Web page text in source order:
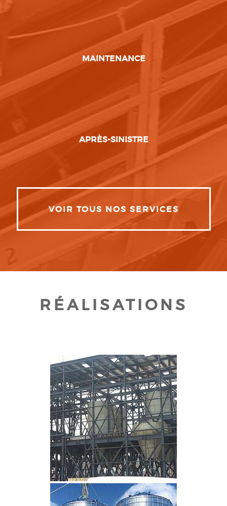
MAINTENANCE
APRÈS-SINISTRE
VOIR TOUS NOS SERVICES
RÉALISATIONS
CLIQUEZ POUR AGRANDIR